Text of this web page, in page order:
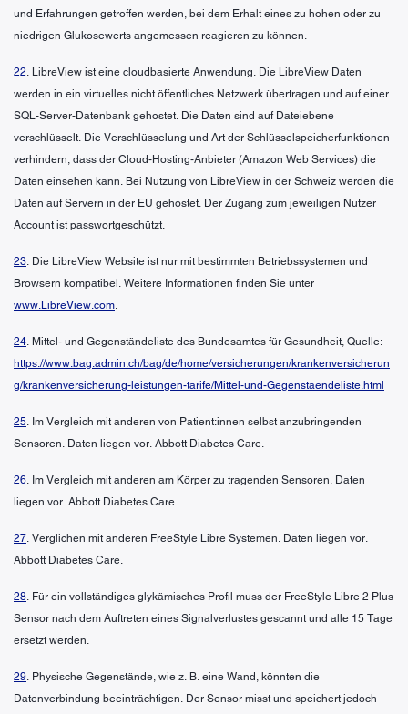
und Erfahrungen getroffen werden, bei dem Erhalt eines zu hohen oder zu
niedrigen Glukosewerts angemessen reagieren zu können.
22. LibreView ist eine cloudbasierte Anwendung. Die LibreView Daten
werden in ein virtuelles nicht öffentliches Netzwerk übertragen und auf einer
SQL-Server-Datenbank gehostet. Die Daten sind auf Dateiebene
verschlüsselt. Die Verschlüsselung und Art der Schlüsselspeicherfunktionen
verhindern, dass der Cloud-Hosting-Anbieter (Amazon Web Services) die
Daten einsehen kann. Bei Nutzung von LibreView in der Schweiz werden die
Daten auf Servern in der EU gehostet. Der Zugang zum jeweiligen Nutzer
Account ist passwortgeschützt.
23. Die LibreView Website ist nur mit bestimmten Betriebssystemen und
Browsern kompatibel. Weitere Informationen finden Sie unter
www.LibreView.com.
24. Mittel- und Gegenständeliste des Bundesamtes für Gesundheit, Quelle:
https://www.bag.admin.ch/bag/de/home/versicherungen/krankenversicherun
g/krankenversicherung-leistungen-tarife/Mittel-und-Gegenstaendeliste.html
25. Im Vergleich mit anderen von Patient:innen selbst anzubringenden
Sensoren. Daten liegen vor. Abbott Diabetes Care.
26. Im Vergleich mit anderen am Körper zu tragenden Sensoren. Daten
liegen vor. Abbott Diabetes Care.
27. Verglichen mit anderen FreeStyle Libre Systemen. Daten liegen vor.
Abbott Diabetes Care.
28. Für ein vollständiges glykämisches Profil muss der FreeStyle Libre 2 Plus
Sensor nach dem Auftreten eines Signalverlustes gescannt und alle 15 Tage
ersetzt werden.
29. Physische Gegenstände, wie z. B. eine Wand, könnten die
Datenverbindung beeinträchtigen. Der Sensor misst und speichert jedoch